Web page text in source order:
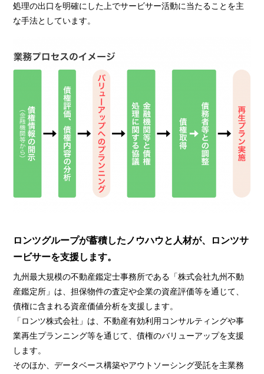
処理の出口を明確にした上でサービサー活動に当たることを主
な手法としています。
ロンツグループが蓄積したノウハウと人材が、ロンツサ
ービサーを支援します。
九州最大規模の不動産鑑定士事務所である「株式会社九州不動
産鑑定所」は、担保物件の査定や企業の資産評価等を通じて、
債権に含まれる資産価値分析を支援します。
「ロンツ株式会社」は、不動産有効利用コンサルティングや事
業再生プランニング等を通じて、債権のバリューアップを支援
します。
そのほか、データベース構築やアウトソーシング受託を主業務